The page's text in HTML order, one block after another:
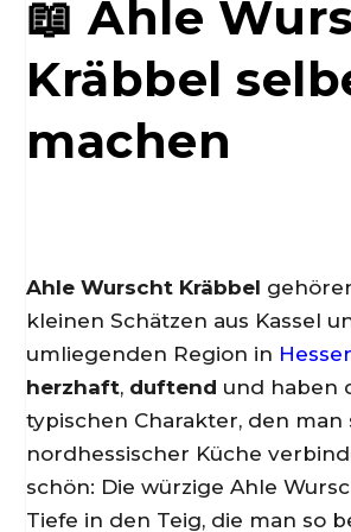
📖 Ahle
Kräbbel
machen
Ahle Wurscht Kräbbel
kleinen Schätzen aus Kassel
umliegenden Region in
herzhaft, duftend und haben
typischen Charakter, den
nordhessischer Küche
schön: Die würzige Ahle
Tiefe in den Teig, die man so